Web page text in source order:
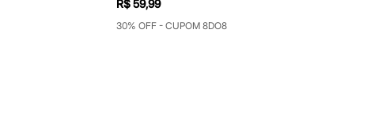
R$ 59,99
30% OFF - CUPOM 8DO8